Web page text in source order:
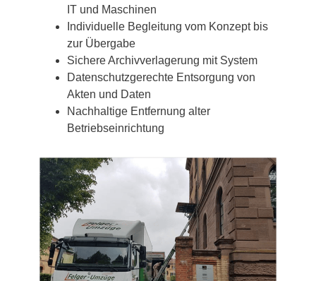
IT und Maschinen
Individuelle Begleitung vom Konzept bis
zur Übergabe
Sichere Archivverlagerung mit System
Datenschutzgerechte Entsorgung von
Akten und Daten
Nachhaltige Entfernung alter
Betriebseinrichtung